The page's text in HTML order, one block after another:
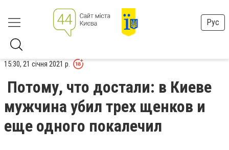
Рус
15:30, 21 січня 2021 р.
Потому, что достали: в Киеве
мужчина убил трех щенков и
еще одного покалечил